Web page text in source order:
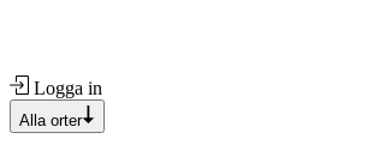
Logga in
Alla orter